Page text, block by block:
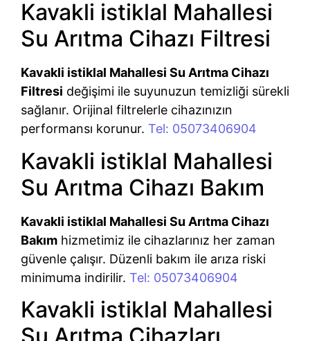
Kavakli istiklal Mahallesi
Su Arıtma Cihazı Filtresi
Kavakli istiklal Mahallesi Su Arıtma Cihazı
Filtresi değişimi ile suyunuzun temizliği sürekli
sağlanır. Orijinal filtrelerle cihazınızın
performansı korunur. Tel: 05073406904
Kavakli istiklal Mahallesi
Su Arıtma Cihazı Bakım
Kavakli istiklal Mahallesi Su Arıtma Cihazı
Bakım hizmetimiz ile cihazlarınız her zaman
güvenle çalışır. Düzenli bakım ile arıza riski
minimuma indirilir. Tel: 05073406904
Kavakli istiklal Mahallesi